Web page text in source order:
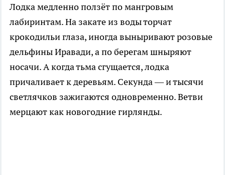
Лодка медленно ползёт по мангровым
лабиринтам. На закате из воды торчат
крокодильи глаза, иногда выныривают розовые
дельфины Иравади, а по берегам шныряют
носачи. А когда тьма сгущается, лодка
причаливает к деревьям. Секунда — и тысячи
светлячков зажигаются одновременно. Ветви
мерцают как новогодние гирлянды.